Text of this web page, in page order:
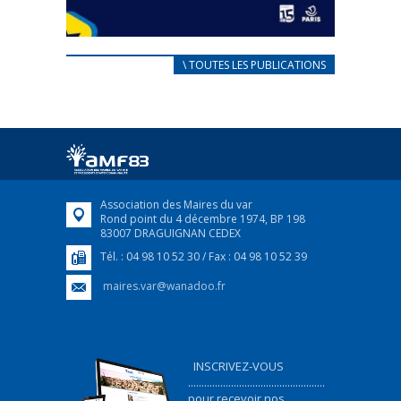
CARNET D’ACCUEIL
Afin d’accompagner au mieux les réfugiés
FEUILLETER
\ TOUTES LES PUBLICATIONS
Association des Maires du var
Rond point du 4 décembre 1974, BP 198
83007 DRAGUIGNAN CEDEX
Tél. : 04 98 10 52 30 / Fax : 04 98 10 52 39
maires.var@wanadoo.fr
INSCRIVEZ-VOUS
...................................................